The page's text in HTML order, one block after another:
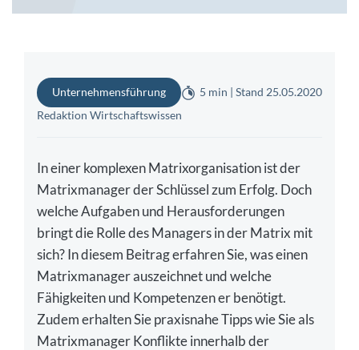
Unternehmensführung
5 min | Stand 25.05.2020
Redaktion Wirtschaftswissen
In einer komplexen Matrixorganisation ist der
Matrixmanager der Schlüssel zum Erfolg. Doch
welche Aufgaben und Herausforderungen
bringt die Rolle des Managers in der Matrix mit
sich? In diesem Beitrag erfahren Sie, was einen
Matrixmanager auszeichnet und welche
Fähigkeiten und Kompetenzen er benötigt.
Zudem erhalten Sie praxisnahe Tipps wie Sie als
Matrixmanager Konflikte innerhalb der